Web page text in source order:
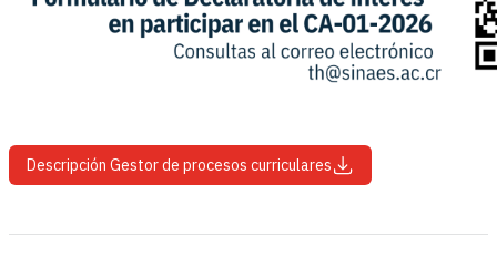
Descripción Gestor de procesos curriculares